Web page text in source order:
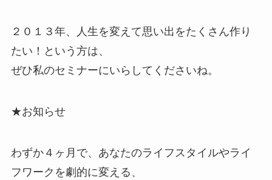
２０１３年、人生を変えて思い出をたくさん作り
たい！という方は、
ぜひ私のセミナーにいらしてくださいね。
★お知らせ
わずか４ヶ月で、あなたのライフスタイルやライ
フワークを劇的に変える、